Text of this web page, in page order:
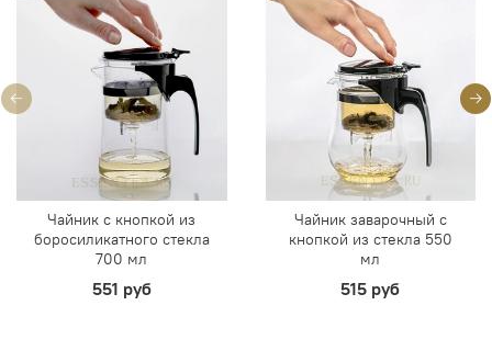
Чайник с кнопкой из
боросиликатного стекла
700 мл
551 руб
Чайник заварочный с
кнопкой из стекла 550
мл
515 руб